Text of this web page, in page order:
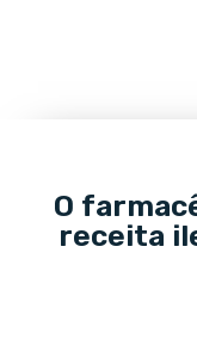
O
receita